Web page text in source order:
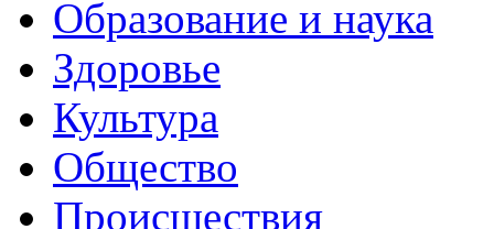
Образование и наука
Здоровье
Культура
Общество
Происшествия